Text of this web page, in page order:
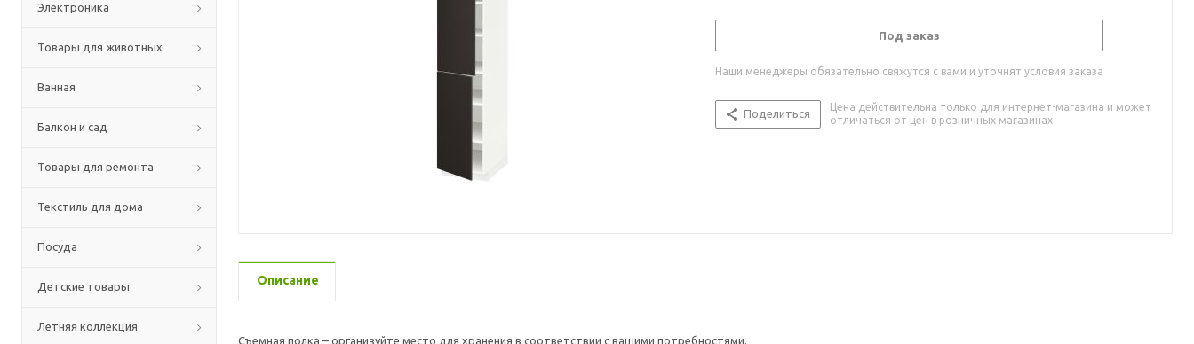
Электроника
Товары для животных
Ванная
Балкон и сад
Товары для ремонта
Текстиль для дома
Посуда
Детские товары
Летняя коллекция
Под заказ
Наши менеджеры обязательно свяжутся с вами и уточнят условия заказа
Поделиться
Цена действительна только для интернет-магазина и может
отличаться от цен в розничных магазинах
Описание
Съемная полка – организуйте место для хранения в соответствии с вашими потребностями.